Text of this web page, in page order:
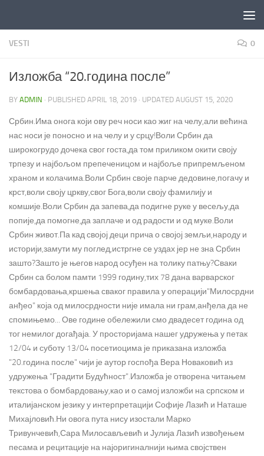
VESTI 0
Изложба “20.година после”
BY ADMIN · PUBLISHED APRIL 18, 2019 · UPDATED AUGUST 15, 2020
Србин.Има онога који ову реч носи као жиг на челу,али већина
нас носи је поносно и на челу и у срцу!Воли Србин да
широкогрудо дочека свог госта,да том приликом окити своју
трпезу и најбољом препеченицом и најбоље припремљеном
храном и колачима.Воли Србин своје парче дедовине,погачу и
крст,воли своју цркву,свог Бога,воли своју фамилију и
комшије.Воли Србин да запева,да подигне руке у весељу,да
попије,да помогне,да заплаче и од радости и од муке.Воли
Србин живот.Па кад својој деци прича о својој земљи,народу и
историји,замути му поглед,истргне се уздах јер не зна Србин
зашто?Зашто је његов народ осуђен на толику патњу?Сваки
Србин са болом памти 1999 годину,тих 78 дана варварског
бoмбардовања,кршења сваког правила у операцији"Милосрдни
анђео" која од милосрдности није имала ни грам,анђела да не
спомињемо... Ове године обележили смо двадесет година од
тог немилог догађаја. У просторијама нашег удружења у петак
12/04 и суботу 13/04 посетиоцима је приказана изложба
"20.година после" чији је аутор госпођа Вера Новаковић из
удружења "Градити Будућност".Изложба је отворена читањем
текстова о бомбардовању,као и о самој изложби на српском и
италијанском језику у интерпретацији Софије Лазић и Наташе
Михајловић.Ни овога пута нису изостали Марко
Тривунчевић,Сара Милосављевић и Јулија Лазић извођењем
песама и рецитације на најоригиналнији њима својствен